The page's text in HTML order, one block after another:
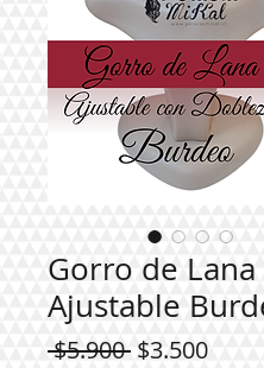
Gorro de Lana
Ajustable
$5.900 Regular
$3.500Sale